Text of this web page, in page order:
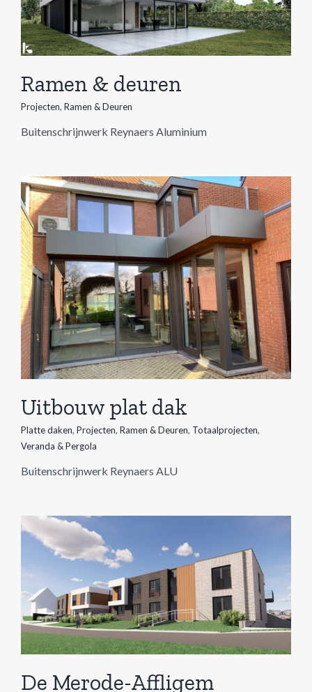
Ramen & deuren
Projecten, Ramen & Deuren
Buitenschrijnwerk Reynaers Aluminium
Uitbouw plat dak
Platte daken, Projecten, Ramen & Deuren, Totaalprojecten,
Veranda & Pergola
Buitenschrijnwerk Reynaers ALU
De Merode-Affligem